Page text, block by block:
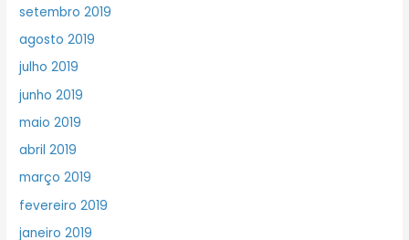
setembro 2019
agosto 2019
julho 2019
junho 2019
maio 2019
abril 2019
março 2019
fevereiro 2019
janeiro 2019